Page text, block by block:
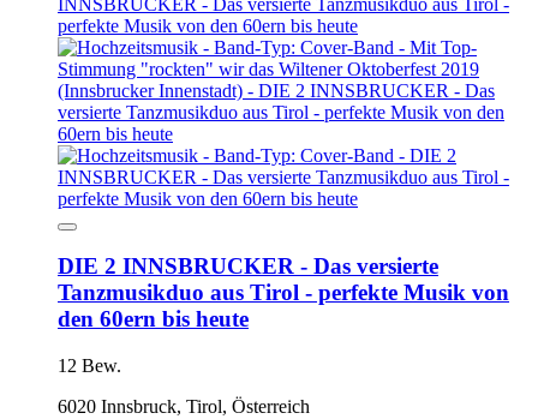
DIE 2 INNSBRUCKER - Das versierte
Tanzmusikduo aus Tirol - perfekte Musik von
den 60ern bis heute
12 Bew.
6020 Innsbruck, Tirol, Österreich